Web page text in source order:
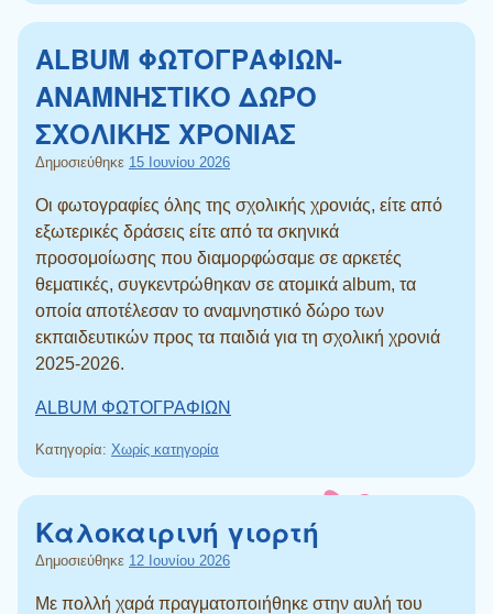
ALBUM ΦΩΤΟΓΡΑΦΙΩΝ-
ΑΝΑΜΝΗΣΤΙΚΟ ΔΩΡΟ
ΣΧΟΛΙΚΗΣ ΧΡΟΝΙΑΣ
Δημοσιεύθηκε 15 Ιουνίου 2026
Οι φωτογραφίες όλης της σχολικής χρονιάς, είτε από
εξωτερικές δράσεις είτε από τα σκηνικά
προσομοίωσης που διαμορφώσαμε σε αρκετές
θεματικές, συγκεντρώθηκαν σε ατομικά album, τα
οποία αποτέλεσαν το αναμνηστικό δώρο των
εκπαιδευτικών προς τα παιδιά για τη σχολική χρονιά
2025-2026.
ALBUM ΦΩΤΟΓΡΑΦΙΩΝ
Κατηγορία: Χωρίς κατηγορία
Καλοκαιρινή γιορτή
Δημοσιεύθηκε 12 Ιουνίου 2026
Με πολλή χαρά πραγματοποιήθηκε στην αυλή του